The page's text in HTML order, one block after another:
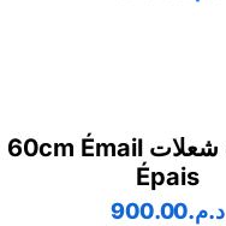
فرن غاز 4 شعلات 60cm Émail
Épais
د.م.900.00